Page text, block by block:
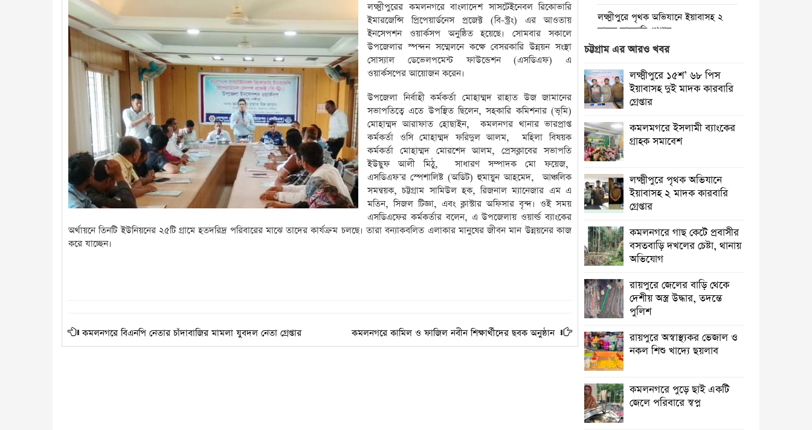
লক্ষ্মীপুরের কমলনগরে বাংলাদেশ সাসটেইনেবল রিকোভারি
ইমারজেন্সি প্রিপেয়ার্ডনেস প্রজেক্ট (বি-স্ট্রং) এর আওতায়
ইনসেপশন ওয়ার্কসপ অনুষ্ঠিত হয়েছে। সোমবার সকালে
উপজেলার স্পন্দন সম্মেলনে কক্ষে বেসরকারি উন্নয়ন সংস্থা
সোস্যাল ডেভেলপমেন্ট ফাউন্ডেশন (এসডিএফ) এ
ওয়ার্কসপের আয়োজন করেন।
‎উপজেলা নির্বাহী কর্মকর্তা মোহাম্মদ রাহাত উজ জামানের
সভাপতিত্বে এতে উপস্থিত ছিলেন, সহকারি কমিশনার (ভূমি)
মোহাম্মদ আরাফাত হোছাইন, কমলনগর থানার ভারপ্রাপ্ত
কর্মকর্তা ওসি মোহাম্মদ ফরিদুল আলম, মহিলা বিষয়ক
কর্মকর্তা মোহাম্মদ মোরশেদ আলম, প্রেসক্লাবের সভাপতি
ইউছুফ আলী মিঠু, সাধারণ সম্পাদক মো ফয়েজ,
এসডিএফ’র স্পেশালিষ্ট (অডিট) হুমায়ুন আহমেদ, আঞ্চলিক
সমন্বয়ক, চট্টগ্রাম সামিউল হক, রিজনাল ম্যানেজার এম এ
মতিন, সিজল টিজ্ঞা, এবং ক্লাস্টার অফিসার বৃন্দ। ওই সময়
এসডিএফের কর্মকর্তার বলেন, এ উপজেলায় ওয়ার্ল্ড ব্যাংকের
অর্থায়নে তিনটি ইউনিয়নের ২৫টি গ্রামে হতদরিদ্র পরিবারের মাঝে তাদের কার্যক্রম চলছে। তারা বন্যাকবলিত এলাকার মানুষের জীবন মান উন্নয়নের কাজ
করে যাচ্ছেন।
কমলনগরে বিএনপি নেতার চাঁদাবাজির মামলা যুবদল নেতা গ্রেপ্তার কমলনগরে কামিল ও ফাজিল নবীন শিক্ষার্থীদের ছবক অনুষ্ঠান ‎
লক্ষ্মীপুরে পৃথক অভিযানে ইয়াবাসহ ২
মাদক কারবারি গ্রেপ্তার
কমলনগরে গাছ কেটে প্রবাসীর বসতবাড়ি
‎দখলের চেষ্টা, থানায় অভিযোগ
রায়পুরে জেলের বাড়ি থেকে দেশীয় অস্ত্র
উদ্ধার, তদন্তে পুলিশ
রায়পুরে অস্বাস্থ্যকর ভেজাল ও নকল শিশু
খাদ্যে ছয়লাব
কমলনগরে পুড়ে ছাই একটি জেলে
পরিবারে স্বপ্ন
লক্ষ্মীপুরে ভেজাল ঘি’র কারখানায়
অভিযান, ৩লাখ টাকা জরিমানা
কমলনগরে জুলাই শহিদ দিবস উপলক্ষে
আলোচনা সভা
রায়পুরে প্রেসক্রিপশন ছাড়া ওষুধ বিক্রি, ২
ফার্মেসিকে জরিমানা ‎
তিন বছরেও শেষ হয়নি রায়পুর পৌরসভার
ড্রেনেজ নির্মান কাজ, ভোগান্তি
আমার ঘরের ডাক্তার ও বিপদের বন্ধু ডা.
আমান
কমলনগরে আওয়ামী লীগ নেতার
জামায়াতে যোগদান ‎
চট্টগ্রাম এর আরও খবর
লক্ষ্মীপুরে ১৫শ’ ৬৮ পিস
ইয়াবাসহ দুই মাদক কারবারি
গ্রেপ্তার
কমলমগরে ইসলামী ব্যাংকের
গ্রাহক সমাবেশ ‎
লক্ষ্মীপুরে পৃথক অভিযানে
ইয়াবাসহ ২ মাদক কারবারি
গ্রেপ্তার
কমলনগরে গাছ কেটে প্রবাসীর
বসতবাড়ি ‎দখলের চেষ্টা, থানায়
অভিযোগ
রায়পুরে জেলের বাড়ি থেকে
দেশীয় অস্ত্র উদ্ধার, তদন্তে
পুলিশ
রায়পুরে অস্বাস্থ্যকর ভেজাল ও
নকল শিশু খাদ্যে ছয়লাব
কমলনগরে পুড়ে ছাই একটি
জেলে পরিবারে স্বপ্ন